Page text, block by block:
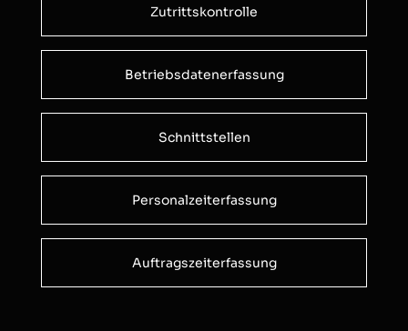
Zutrittskontrolle
Betriebsdatenerfassung
Schnittstellen
Personalzeiterfassung
Auftragszeiterfassung